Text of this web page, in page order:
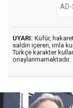
UYARI: Küfür,
saldırı içeren, imla
Türkçe karakter
onaylanmamaktadır.